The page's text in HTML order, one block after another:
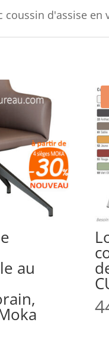
d'assise en
au